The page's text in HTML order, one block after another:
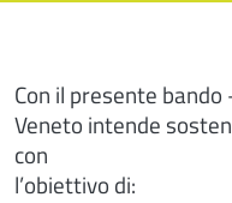
Con il presente
Veneto intende
con
l’obiettivo di: